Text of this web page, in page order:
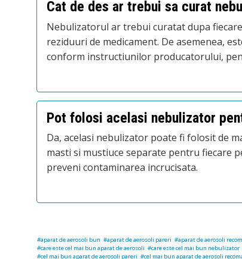
Cat de des ar trebui sa curat
Nebulizatorul ar trebui curatat dupa
reziduuri de medicament. De asemenea,
conform instructiunilor producatorului,
Pot folosi acelasi nebulizator
Da, acelasi nebulizator poate fi folosit de
masti si mustiuce separate pentru fiecare
preveni contaminarea incrucisata.
aparat de aerosoli bun aparat de aerosoli pareri aparat de aerosoli
care este cel mai bun aparat de aerosoli
care este cel mai bun nebulizator
cel mai bun aparat de aerosoli pareri
cel mai bun aparat de aerosoli